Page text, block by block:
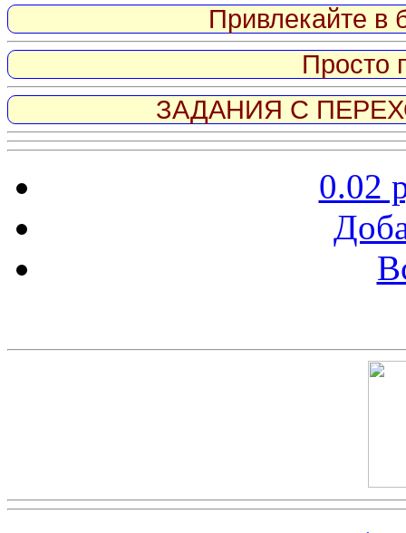
Привлекайте в
Просто
ЗАДАНИЯ С
0.02